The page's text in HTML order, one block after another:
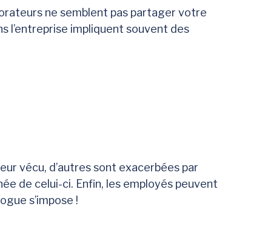
ne semblent pas partager votre
l’entreprise impliquent souvent des
vécu, d’autres sont exacerbées par
de celui-ci. Enfin, les employés peuvent
s’impose !